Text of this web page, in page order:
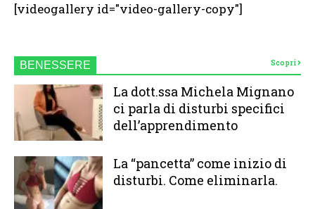
[videogallery id="video-gallery-copy"]
BENESSERE Scopri
La dott.ssa Michela Mignano
ci parla di disturbi specifici
dell’apprendimento
La “pancetta” come inizio di
disturbi. Come eliminarla.